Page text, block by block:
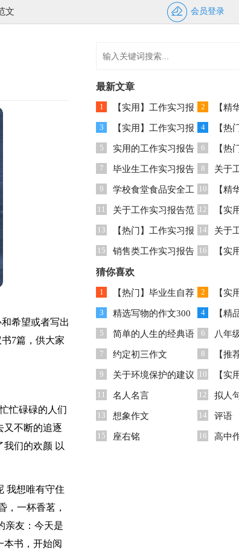
文 会员登录
希望或者写出
7篇，供大家
忙碌碌的人们
不断的追逐
我们的欢颜 以
我想唯有守住
，一杯香茗，
亲友：今天是
本书，开始阅
最新文章
1 【实用】工作实习报
告模板集锦十篇
2 【精
告范文汇
3 【实用】工作实习报
告范文汇总5篇
4 【热
告范文汇
5 实用的工作实习报告
锦集五篇
6 【热
告范文锦
7 毕业生工作实习报告
锦集9篇
8 关于
文集合八
9 学校食堂食品安全工
作自查报告
10 【精
告范文合
11 关于工作实习报告范
文锦集6篇
12 【实
告范文集
13 【热门】工作实习报
告范文锦集8篇
14 关于
文汇总七
15 销售类工作实习报告
范文集合6篇
16 【实
猜你喜欢
1 【热门】毕业生自荐
信模板合集五篇
2 【实
文三篇
3 精选写物的作文300
字集锦10篇
4 【精
文合集五
5 简单的人生的经典语
录集合76条
6 八年
总结
7 约定初三作文 8 【推
文锦集6篇
9 关于环境保护的建议
书
10 【实
汇编十篇
11 名人名言 12 拟人
13 想象作文 14 评语
15 座右铭 16 高中